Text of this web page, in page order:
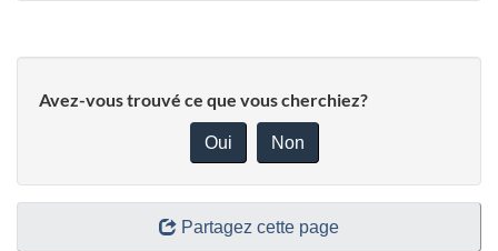
Avez-vous trouvé ce que vous cherchiez?
Oui Non
Partagez cette page